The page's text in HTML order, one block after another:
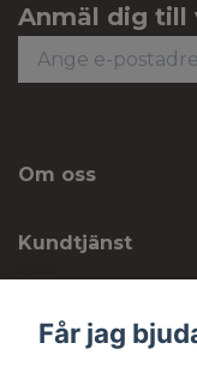
Anmäl dig till
Om oss
Kundtjänst
Får jag